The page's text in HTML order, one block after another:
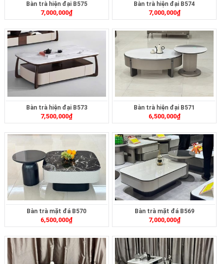
Bàn trà hiện đại B575
7,000,000₫
Bàn trà hiện đại B574
7,000,000₫
Bàn trà hiện đại B573
7,500,000₫
Bàn trà hiện đại B571
6,500,000₫
Bàn trà mặt đá B570
6,500,000₫
Bàn trà mặt đá B569
7,000,000₫